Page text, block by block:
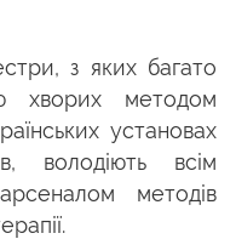
з яких багато
хворих методом
установах
володіють всім
методів